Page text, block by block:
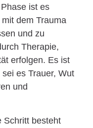
ist es
dem Trauma
und zu
Therapie,
erfolgen. Es ist
es Trauer, Wut
und
Schritt besteht